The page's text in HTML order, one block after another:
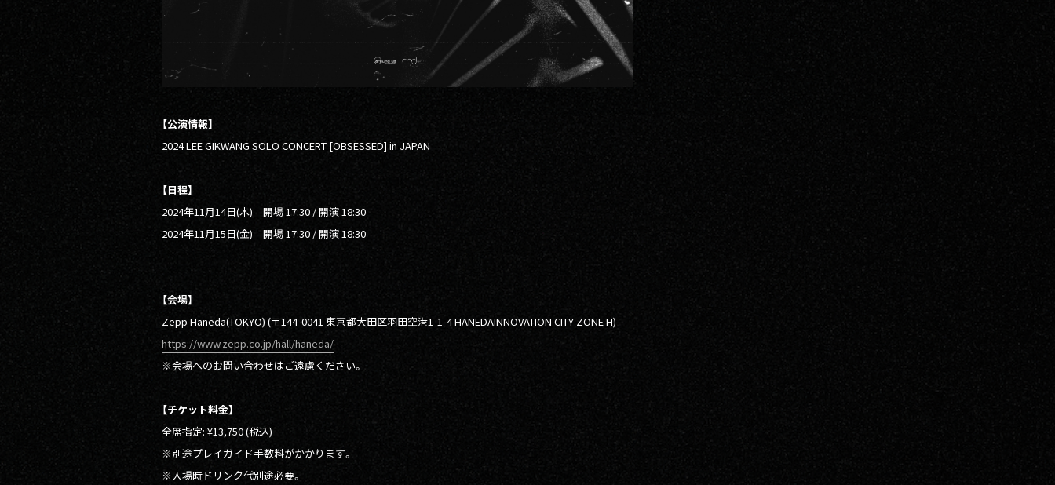
【公演情報】
2024 LEE GIKWANG SOLO CONCERT [OBSESSED] in JAPAN
【日程】
2024年11月14日(木) 開場 17:30 / 開演 18:30
2024年11月15日(金) 開場 17:30 / 開演 18:30
【会場】
Zepp Haneda(TOKYO) (〒144-0041 東京都大田区羽田空港1-1-4 HANEDAINNOVATION CITY ZONE H)
https://www.zepp.co.jp/hall/haneda/
※会場へのお問い合わせはご遠慮ください。
【チケット料金】
全席指定: ¥13,750 (税込)
※別途プレイガイド手数料がかかります。
※入場時ドリンク代別途必要。